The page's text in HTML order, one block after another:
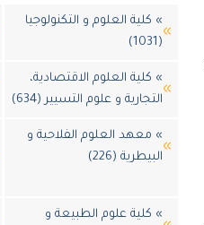
» كلية العلوم و التكنولوجيا
(1031)
» كلية العلوم الاقتصادية،
التجارية و علوم التسيير (634)
» معهد العلوم الفلاحية و
البيطرية (226)
» كلية علوم الطبيعة و